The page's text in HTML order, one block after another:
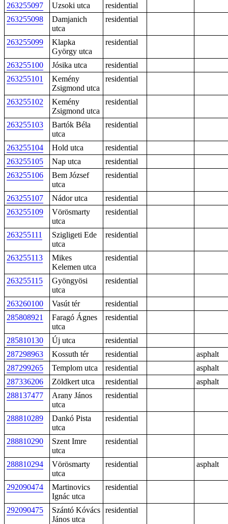
263255097 Uzsoki utca
residential
263255098
Damjanich
utca
residential
263255099
Klapka
György utca
residential
263255100 Jósika utca
residential
263255101
Kemény
Zsigmond utca
residential
263255102
Kemény
Zsigmond utca
residential
263255103
Bartók Béla
utca
residential
263255104 Hold utca
residential
263255105
Nap utca
residential
263255106
Bem József
utca
residential
263255107 Nádor utca
residential
263255109
Vörösmarty
utca
residential
263255111
Szigligeti Ede
utca
residential
263255113
Mikes
Kelemen utca
residential
263255115
Gyöngyösi
utca
residential
263260100 Vasút tér
residential
285808921
Faragó Ágnes
utca
residential
285810130 Új utca
residential
287298963
Kossuth tér residential
asphalt
287299265
Templom utca residential
asphalt
287336206
Zöldkert utca residential
asphalt
288137477
Arany János
utca
residential
288810289
Dankó Pista
utca
residential
288810290
Szent Imre
utca
residential
288810294
Vörösmarty
utca
residential asphalt
292090474
Martinovics
Ignác utca
residential
292090475
Szántó Kóvács
János utca
residential